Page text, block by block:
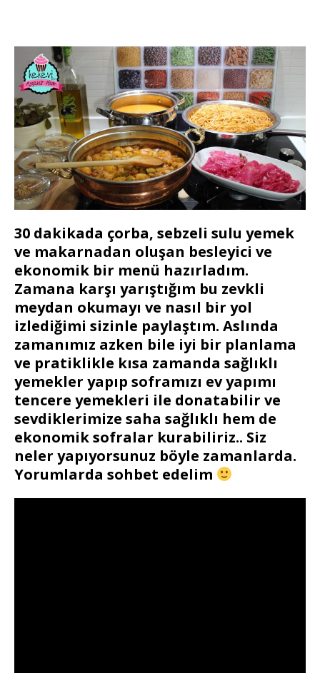
30 dakikada çorba, sebzeli sulu yemek
ve makarnadan oluşan besleyici ve
ekonomik bir menü hazırladım.
Zamana karşı yarıştığım bu zevkli
meydan okumayı ve nasıl bir yol
izlediğimi sizinle paylaştım. Aslında
zamanımız azken bile iyi bir planlama
ve pratiklikle kısa zamanda sağlıklı
yemekler yapıp soframızı ev yapımı
tencere yemekleri ile donatabilir ve
sevdiklerimize saha sağlıklı hem de
ekonomik sofralar kurabiliriz.. Siz
neler yapıyorsunuz böyle zamanlarda.
Yorumlarda sohbet edelim